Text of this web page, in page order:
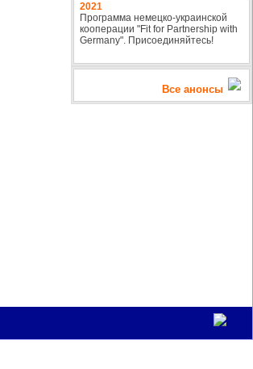
2021
Программа немецко-украинской
кооперации "Fit for Partnership with
Germany". Присоединяйтесь!
Все анонсы